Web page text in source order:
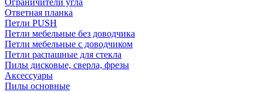
Ограничители угла
Ответная планка
Петли PUSH
Петли мебельные без доводчика
Петли мебельные с доводчиком
Петли распашные для стекла
Пилы дисковые, сверла, фрезы
Аксессуары
Пилы основные